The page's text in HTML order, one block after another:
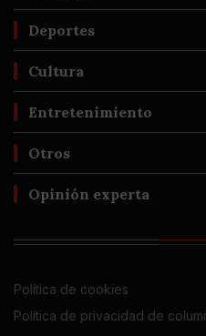
Deportes
Cultura
Entretenimiento
Otros
Opinión experta
Política de cookies
Política de privacidad de